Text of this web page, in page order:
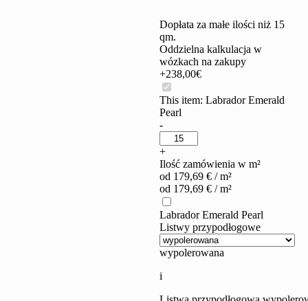
Dopłata za małe ilości niż 15
qm.
Oddzielna kalkulacja w
wózkach na zakupy
+238,00€
This item: Labrador Emerald
Pearl
Labrador
Emerald
Pearl
quantity
-
+
Ilość zamówienia w m²
od 179,69 €/ m²
od 179,69 €/ m²
Labrador Emerald Pearl
Listwy przypodłogowe
wypolerowana
i